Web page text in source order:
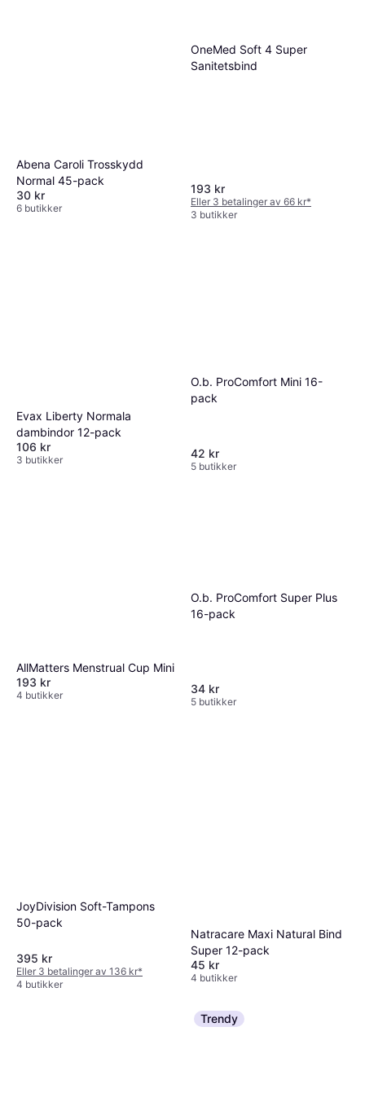
Abena Caroli Trosskydd
Normal 45-pack
30 kr
6 butikker
OneMed Soft 4 Super
Sanitetsbind
193 kr
Eller 3 betalinger av 66 kr*
3 butikker
Evax Liberty Normala
dambindor 12-pack
106 kr
3 butikker
O.b. ProComfort Mini 16-
pack
42 kr
5 butikker
AllMatters Menstrual Cup Mini
193 kr
4 butikker
O.b. ProComfort Super Plus
16-pack
34 kr
5 butikker
JoyDivision Soft-Tampons
50-pack
395 kr
Eller 3 betalinger av 136 kr*
4 butikker
Natracare Maxi Natural Bind
Super 12-pack
45 kr
4 butikker
Trendy